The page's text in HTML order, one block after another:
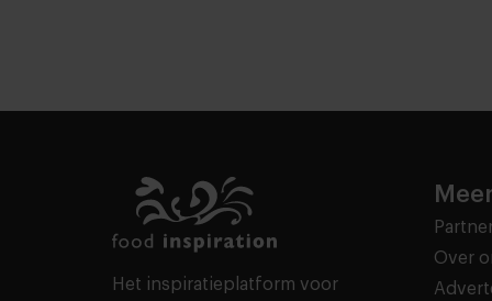
Het inspiratieplatform voor
Over